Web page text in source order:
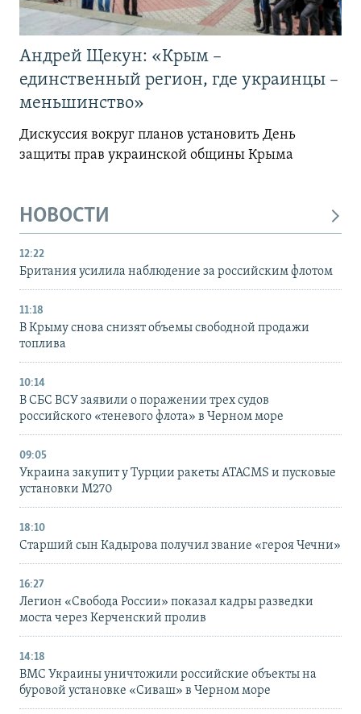
Андрей Щекун: «Крым –
единственный регион, где украинцы –
меньшинство»
Дискуссия вокруг планов установить День
защиты прав украинской общины Крыма
НОВОСТИ
12:22
Британия усилила наблюдение за российским флотом
11:18
В Крыму снова снизят объемы свободной продажи
топлива
10:14
В СБС ВСУ заявили о поражении трех судов
российского «теневого флота» в Черном море
09:05
Украина закупит у Турции ракеты ATACMS и пусковые
установки M270
18:10
Старший сын Кадырова получил звание «героя Чечни»
16:27
Легион «Свобода России» показал кадры разведки
моста через Керченский пролив
14:18
ВМС Украины уничтожили российские объекты на
буровой установке «Сиваш» в Черном море